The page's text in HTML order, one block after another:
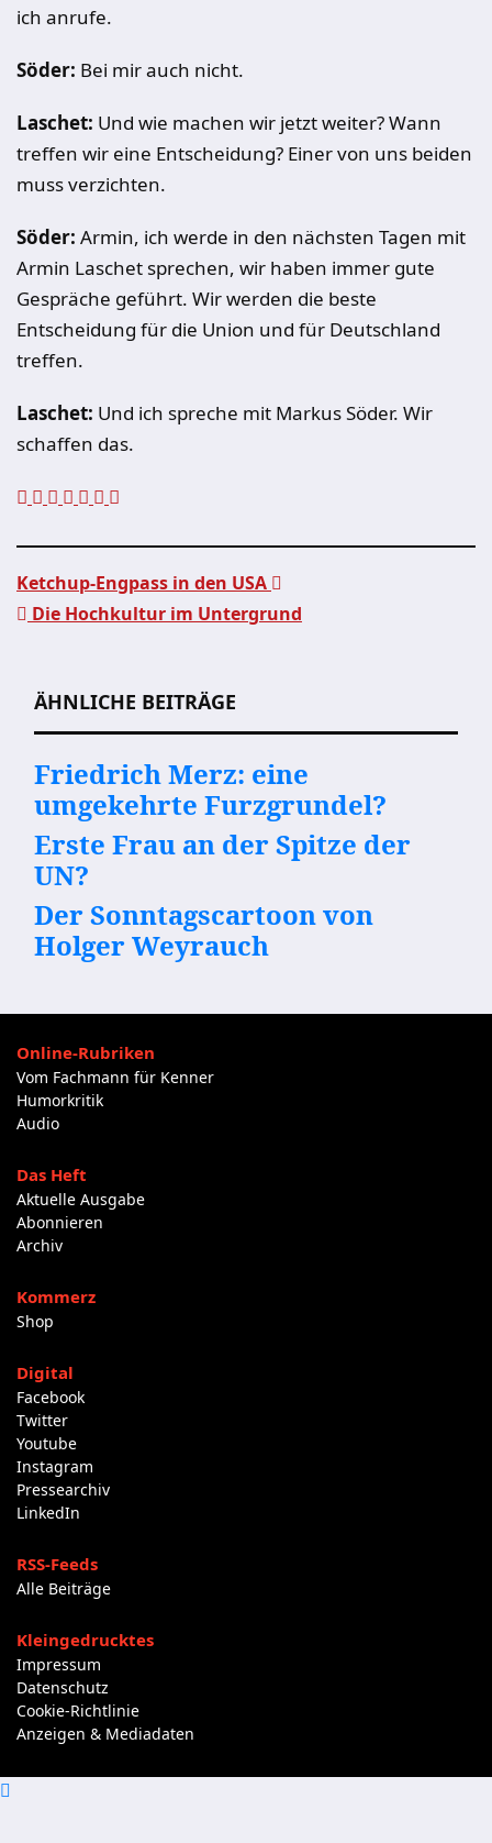
ich anrufe.
Söder: Bei mir auch nicht.
Laschet: Und wie machen wir jetzt weiter? Wann
treffen wir eine Entscheidung? Einer von uns beiden
muss verzichten.
Söder: Armin, ich werde in den nächsten Tagen mit
Armin Laschet sprechen, wir haben immer gute
Gespräche geführt. Wir werden die beste
Entscheidung für die Union und für Deutschland
treffen.
Laschet: Und ich spreche mit Markus Söder. Wir
schaffen das.
Ketchup-Engpass in den USA
Die Hochkultur im Untergrund
ÄHNLICHE BEITRÄGE
Friedrich Merz: eine
umgekehrte Furzgrundel?
Erste Frau an der Spitze der
UN?
Der Sonntagscartoon von
Holger Weyrauch
Online-Rubriken
Vom Fachmann für Kenner
Humorkritik
Audio
Das Heft
Aktuelle Ausgabe
Abonnieren
Archiv
Kommerz
Shop
Digital
Facebook
Twitter
Youtube
Instagram
Pressearchiv
LinkedIn
RSS-Feeds
Alle Beiträge
Kleingedrucktes
Impressum
Datenschutz
Cookie-Richtlinie
Anzeigen & Mediadaten